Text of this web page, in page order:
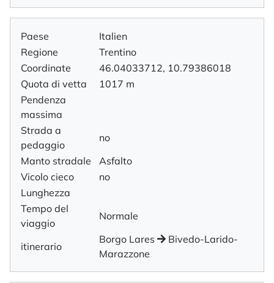
Paese
Italien
Regione
Trentino
Coordinate
46.04033712, 10.79386018
Quota di vetta
1017 m
Pendenza
massima
Strada a
pedaggio
no
Manto stradale
Asfalto
Vicolo cieco
no
Lunghezza
Tempo del
viaggio
Normale
itinerario
Borgo Lares
Bivedo-Larido-
Marazzone